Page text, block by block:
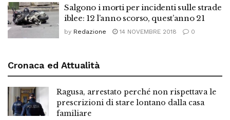
Salgono i morti per incidenti sulle strade
iblee: 12 l’anno scorso, quest’anno 21
by Redazione 14 NOVEMBRE 2018 0
Cronaca ed Attualità
Ragusa, arrestato perché non rispettava le
prescrizioni di stare lontano dalla casa
familiare